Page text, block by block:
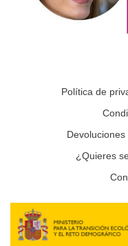
Política de
¿Quieres